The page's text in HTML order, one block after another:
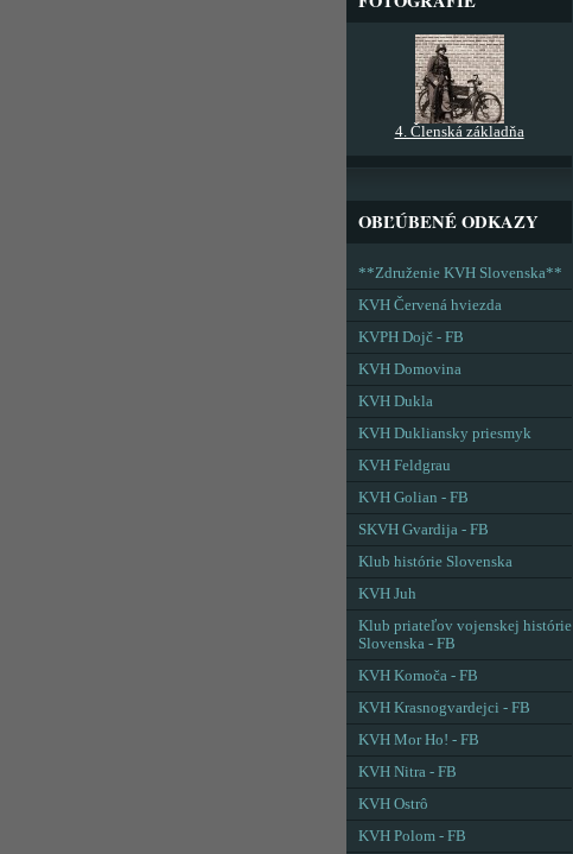
4. Členská základňa
OBĽÚBENÉ ODKAZY
**Združenie KVH Slovenska**
KVH Červená hviezda
KVPH Dojč - FB
KVH Domovina
KVH Dukla
KVH Dukliansky priesmyk
KVH Feldgrau
KVH Golian - FB
SKVH Gvardija - FB
Klub histórie Slovenska
KVH Juh
Klub priateľov vojenskej histórie
Slovenska - FB
KVH Komoča - FB
KVH Krasnogvardejci - FB
KVH Mor Ho! - FB
KVH Nitra - FB
KVH Ostrô
KVH Polom - FB